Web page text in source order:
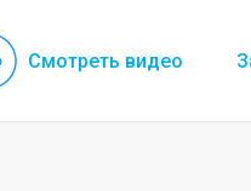
Смотреть видео